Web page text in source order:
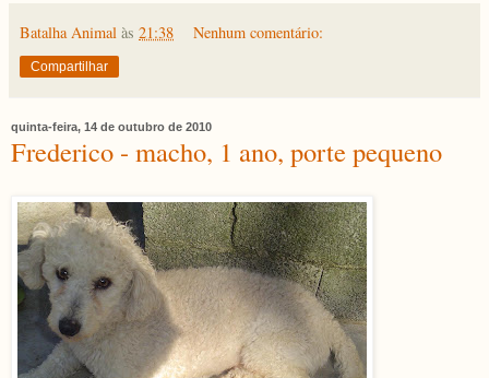
Batalha Animal às 21:38 Nenhum comentário:
Compartilhar
quinta-feira, 14 de outubro de 2010
Frederico - macho, 1 ano, porte pequeno